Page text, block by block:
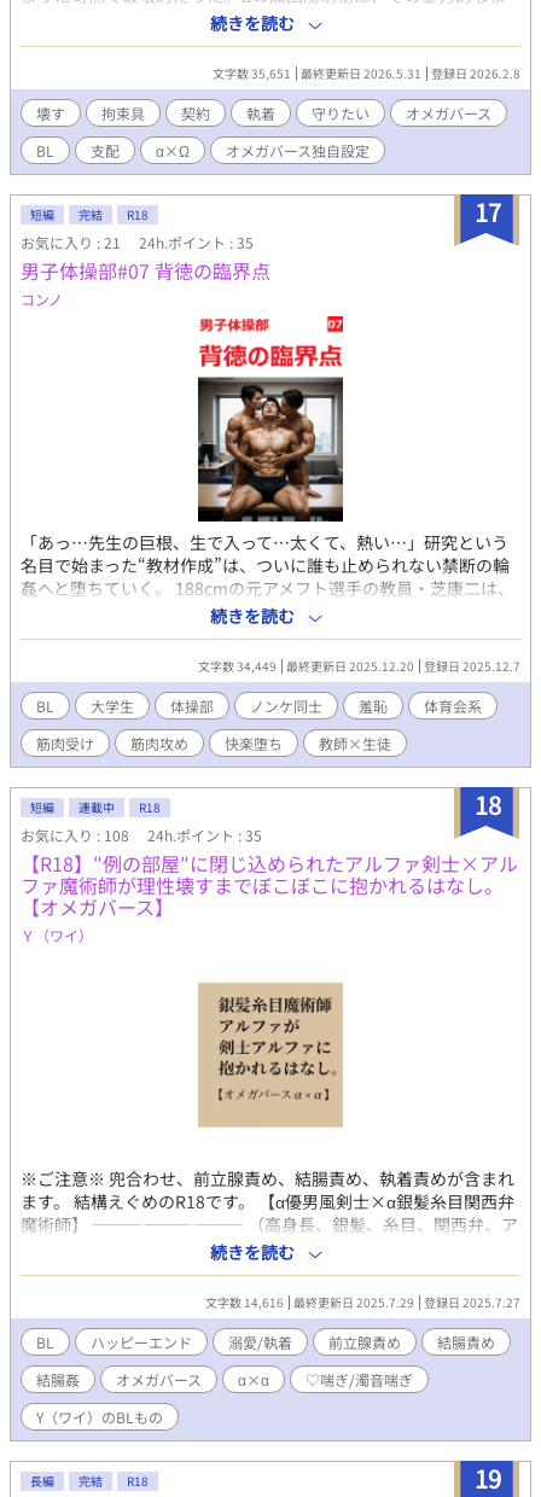
での熱に抗えず、身も心も擦り切れていく。惹かれている自覚が
あるからこそ、陽萌樹はそんな自分を許せず、心を閉ざさる終え
なかった。 学校では新一の目が光り、マスクをし、誰とも会話で
きない日々。 そんなある日、転校生αの佐伯宗輔が現れる。陽萌
樹の傷跡を見逃さず、ただ静かに、大切に慈しむ宗輔。初めて知
る「守られる体温」に戸惑う陽萌樹と、獲物を奪われまいと暴走
する新一。狂った独占欲の行き着く先は――。 かなりハードなの
で、お気を付けください。 捨てられΩはどう生きる？ が読めた
方は大丈夫かなと思います！！ ❤更新お知らせ 見守ってくれてあ
りがとうございます！完結しました！ 2026/5/31 この話はJ庭60
にて頒布します、限定1冊！ 10月まで無料その後有料です。
2026/2/8より 週1更新か、週2更新かかな。 2/14より ある程度書
けたので毎日21時UPします✨ 2/19より 他の作品を書くことにな
ったのですみません週3にします🙇‍♀️ 3/15より J庭59が22日控えバ
タバタと慌ただしくなっているので申し訳ないですが週1更新とさ
せてください🙇‍♀️ 落ち着いたら週3に戻します。 4/1より 申し訳な
いです、文フリ東京の準備、烏の惑星が終わったら更新します😭
5月中に終わらせる予定です。
続きを読む
文字数 35,651 最終更新日 2026.5.31 登録日 2026.2.8
壊す 拘束具 契約 執着 守りたい
オメガバース
BL
支配 α×Ω オメガバース独自設定
17
短編 完結 R18
お気に入り : 21 24h.ポイント : 35
男子体操部#07 背徳の臨界点
コンノ
「あっ…先生の巨根、生で入って…太くて、熱い…」研究という
名目で始まった“教材作成”は、ついに誰も止められない禁断の輪
姦へと堕ちていく。 188cmの元アメフト選手の教員・芝康二は、
自分のアナルを学生の生巨根に抉られながら、喉でもう一本の凶
器を咥えさせられる。ノンケの理性が崩壊する瞬間を目の当たり
にした水泳部エース誉田航也は、自分も同じ穴に落ちていく。そ
して、童顔の体操部員・高瀬恒征は、すべてを録画しながら、
20cmの巨根で二人をさらに深い欲望の底へと誘う。汗と精液で汚
れた研究室。カメラの赤いランプが光るたび、理性は溶け、羞恥
は快感に変わる。 「奥抉られるの、ヤバいですよ」――高瀬の発
したその言葉が、取り返しのつかない連鎖の始まりだった。生挿
入、生中出し、被虐と支配が交錯する極限の3P。 一度味わったら
二度と戻れない、若いオスたちの底抜けの性欲が暴走する。 （過
激な描写を含むため、18歳以上の読者に限定） 【「男子体操部シ
リーズ」の第7作です。これまでの6作を先に読んでいただける
と、なお一層お楽しみいただけます！】
続きを読む
文字数 34,449 最終更新日 2025.12.20 登録日 2025.12.7
BL 大学生 体操部 ノンケ同士 羞恥
体育会系
筋肉受け
筋肉攻め 快楽堕ち 教師×生徒
18
短編 連載中 R18
お気に入り : 108 24h.ポイント : 35
【R18】″例の部屋″に閉じ込められたアルファ剣士×アル
ファ魔術師が理性壊すまでぼこぼこに抱かれるはなし。
【オメガバース】
Ｙ（ワイ）
※ご注意※ 兜合わせ、前立腺責め、結腸責め、執着責めが含まれ
ます。 結構えぐめのR18です。 【α優男風剣士×α銀髪糸目関西弁
魔術師】 ————————— （高身長、銀髪、糸目、関西弁、ア
ルファ。俺の特徴って完全に″役満″やん。） 優秀な魔術師として
名高いリョンにはある秘密があった。 それは自分が転生者で、こ
の世界はBLファンタジー世界であること。 第二性がアルファと診
断されてから、周囲の人の自分を見る目が変わった。 （いやや、
俺は普通に女と恋愛がしたい！） オメガを避け、フラグを避け、
行き着いた先は同じように第二性に嫌悪感を持っている相棒″ミク
トス″。 ダンジョン研究家として、長年支え合ってきたはずだっ
た。 それなのに——、 「ねぇ、これ。“SEXしないと出られない
部屋”って書いてるよ」 「見るな見るなミクトス。見んかったら
続きを読む
文字数 14,616 最終更新日 2025.7.29 登録日 2025.7.27
BL ハッピーエンド 溺愛/執着 前立腺責め
結腸責め
結腸姦
オメガバース α×α
♡喘ぎ/濁音喘ぎ
Y（ワイ）のBLもの
19
長編 完結 R18